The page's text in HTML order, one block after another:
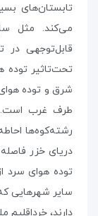
تابستان‌های
می‌کند. مثل
قابل‌توجهی
تحت‌تاثیر
شرق و توده هوای
طرف غرب است.
رشته‌کوه‌ها
دریای خزر
توده هوای سرد
سایر شهرهایی
دارند، خرداقلیم